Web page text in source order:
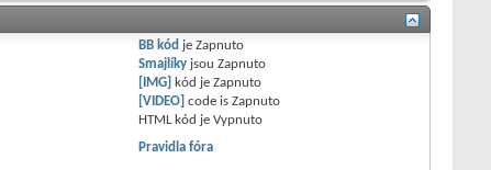
BB kód jeZapnuto
Smajlíky jsouZapnuto
[IMG] kód jeZapnuto
[VIDEO] code isZapnuto
HTML kód jeVypnuto
Pravidla fóra